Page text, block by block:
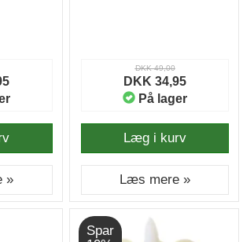
»
DKK 49,00
DKK 34,95
På lager
Læg i kurv
Læs mere »
Spar